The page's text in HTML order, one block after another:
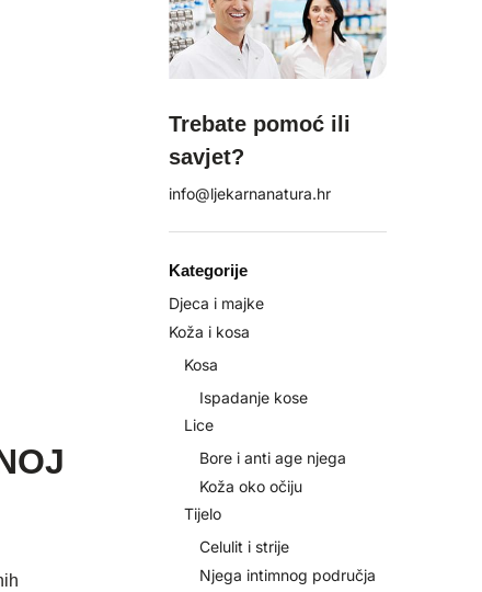
Trebate pomoć ili
savjet?
info@ljekarnanatura.hr
Kategorije
Djeca i majke
Koža i kosa
Kosa
Ispadanje kose
Lice
Bore i anti age njega
Koža oko očiju
Tijelo
Celulit i strije
Njega intimnog područja